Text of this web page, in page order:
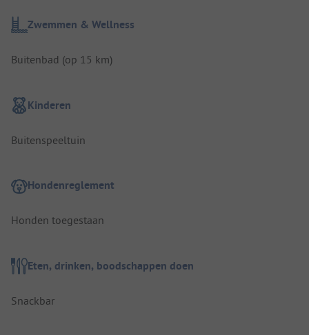
Zwemmen & Wellness
Buitenbad (op 15 km)
Kinderen
Buitenspeeltuin
Hondenreglement
Honden toegestaan
Eten, drinken, boodschappen doen
Snackbar